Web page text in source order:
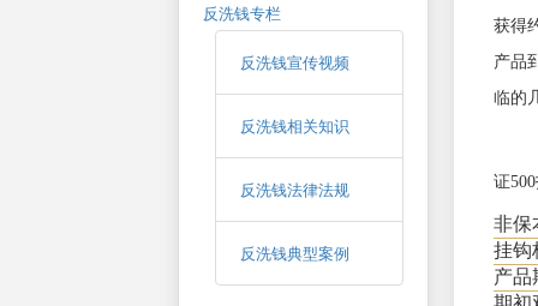
反洗钱专栏
反洗钱宣传视频
反洗钱相关知识
反洗钱法律法规
反洗钱典型案例
获得
产品
临的
证
非保
挂钩
产品